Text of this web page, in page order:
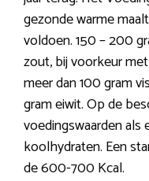
gezonde warme
voldoen. 150 – 200
zout, bij voorkeur
meer dan 100 gram
gram eiwit. Op de
voedingswaarden als
koolhydraten. Een
de 600-700 Kcal.